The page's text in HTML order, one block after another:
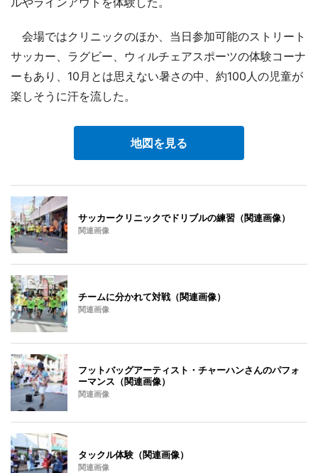
会場ではクリニックのほか、当日参加可能のストリート
サッカー、ラグビー、ウィルチェアスポーツの体験コーナ
ーもあり、10月とは思えない暑さの中、約100人の児童が
楽しそうに汗を流した。
地図を見る
サッカークリニックでドリブルの練習（関連画像）
関連画像
チームに分かれて対戦（関連画像）
関連画像
フットバッグアーティスト・チャーハンさんのパフォ
ーマンス（関連画像）
関連画像
タックル体験（関連画像）
関連画像